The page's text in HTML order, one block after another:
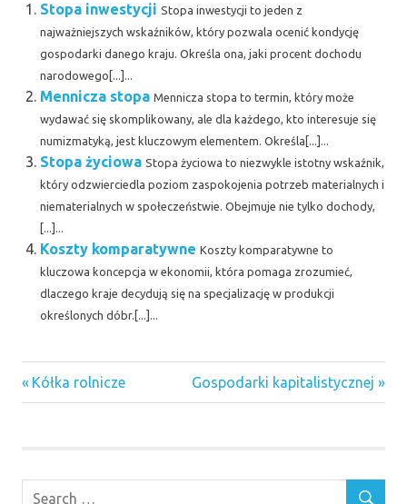
Stopa inwestycji Stopa inwestycji to jeden z
najważniejszych wskaźników, który pozwala ocenić kondycję
gospodarki danego kraju. Określa ona, jaki procent dochodu
narodowego[...]...
Mennicza stopa Mennicza stopa to termin, który może
wydawać się skomplikowany, ale dla każdego, kto interesuje się
numizmatyką, jest kluczowym elementem. Określa[...]...
Stopa życiowa Stopa życiowa to niezwykle istotny wskaźnik,
który odzwierciedla poziom zaspokojenia potrzeb materialnych i
niematerialnych w społeczeństwie. Obejmuje nie tylko dochody,
[...]...
Koszty komparatywne Koszty komparatywne to
kluczowa koncepcja w ekonomii, która pomaga zrozumieć,
dlaczego kraje decydują się na specjalizację w produkcji
określonych dóbr.[...]...
Nawigacja
Previous
Post:
Kółka rolnicze
Next
Post:
Gospodarki kapitalistycznej